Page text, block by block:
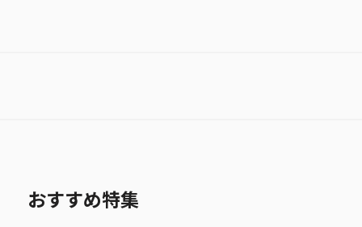
おすすめ特集